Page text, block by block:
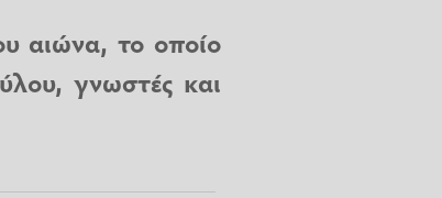
αιώνα, το οποίο
γνωστές και